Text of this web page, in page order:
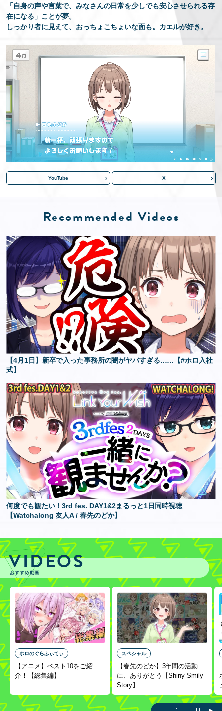
「自身の声や言葉で、みなさんの日常を少しでも安心させられる存
在になる」ことが夢。
しっかり者に見えて、おっちょこちょいな面も。カエルが好き。
YouTube X
Recommended Videos
【4月1日】新卒で入った事務所の闇がヤバすぎる……【#ホロ入社
式】
何度でも観たい！3rd fes. DAY1&2まるっと1日同時視聴
【Watchalong 友人A / 春先のどか】
VIDEOS
おすすめ動画
ホロのぐらふぃてぃ
【アニメ】ベスト10をご紹
介！【総集編】
スペシャル
【春先のどか】3年間の活動
に、ありがとう【Shiny Smily
Story】